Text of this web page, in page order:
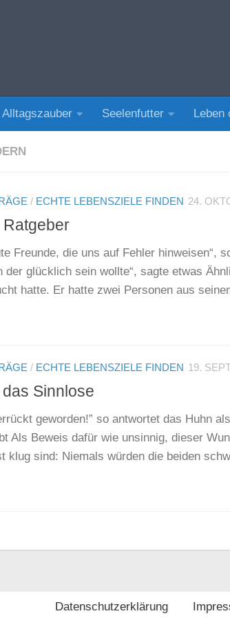
Alltagszauber Seelenfutter Leben
/ ECHTE LEBENSZIELE FINDEN 24.
Freunde, die uns auf Fehler hinweisen“,
der glücklich sein wollte“, sagte etwas
hatte. Er hatte zwei Personen aus
/ ECHTE LEBENSZIELE FINDEN 19.
Sinnlose
geworden!” so antwortet das Huhn
Als Beweis dafür wie unsinnig, dieser
klug sind: Niemals würden die beiden
Datenschutzerklärung